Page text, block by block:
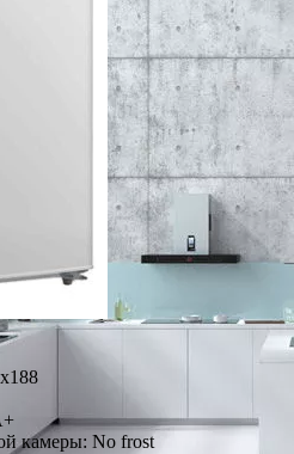
камеры: No frost